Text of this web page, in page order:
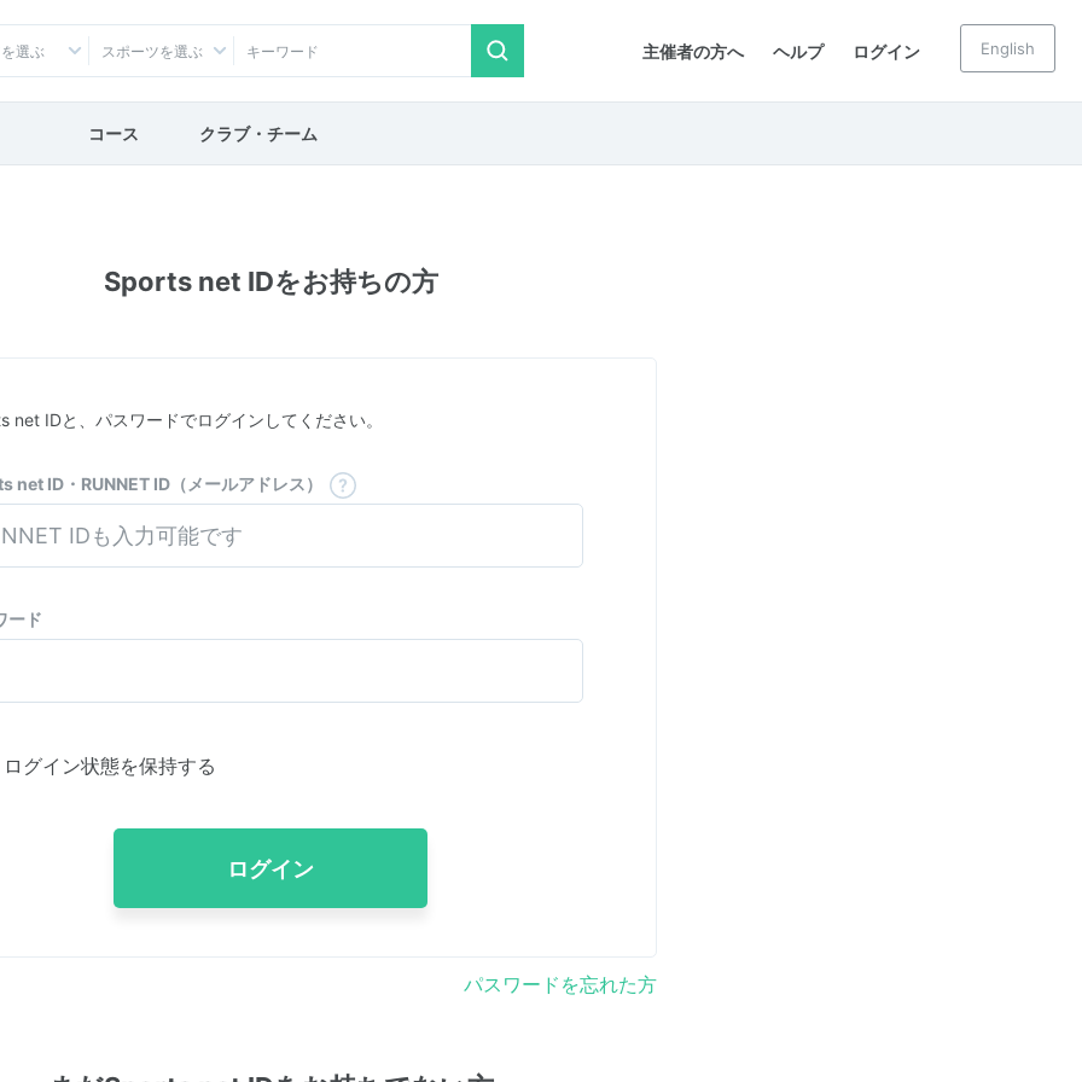
主催者の方へ ヘルプ ログイン
選ぶ スポーツを選ぶ English
コース クラブ・チーム
Sports net IDをお持ちの方
net IDと、パスワードでログインしてください。
net ID・RUNNET ID（メールアドレス）
ード
ログイン状態を保持する
ログイン
パスワードを忘れた方